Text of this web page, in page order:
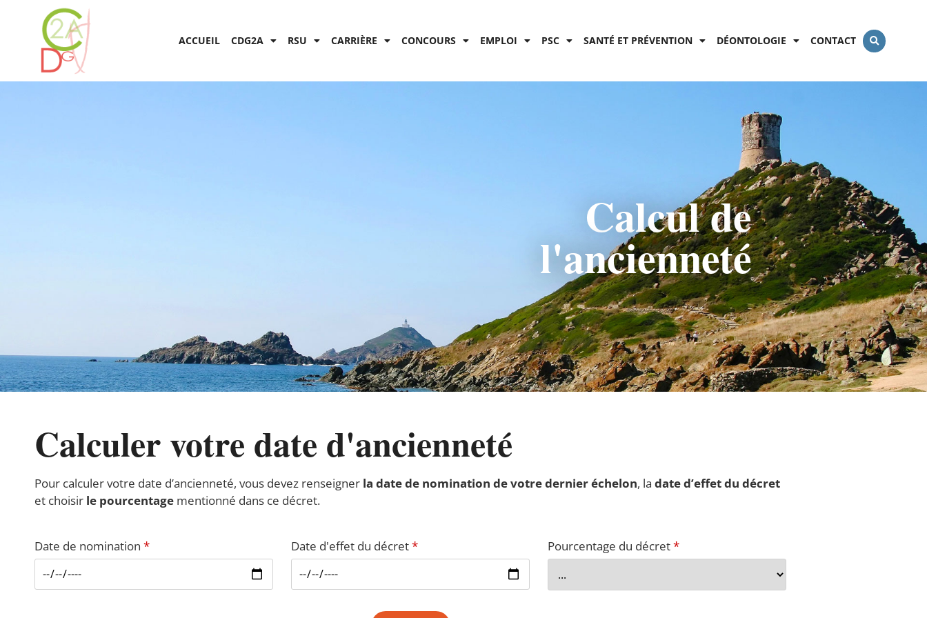
ACCUEIL CDG2A RSU CARRIÈRE CONCOURS EMPLOI PSC SANTÉ ET PRÉVENTION DÉONTOLOGIE CONTACT
Calcul de
l'ancienneté
Calculer votre date d'ancienneté
Pour calculer votre date d’ancienneté, vous devez renseigner la date de nomination de votre dernier échelon, la date d’effet du décret
et choisir le pourcentage mentionné dans ce décret.
Date de nomination * Date d'effet du décret* Pourcentage du décret*